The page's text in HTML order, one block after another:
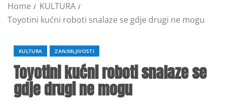
Home
KULTURA
Toyotini kućni roboti snalaze se gdje drugi ne mogu
KULTURA ZANIMLJIVOSTI
Toyotini kućni roboti snalaze se
gdje drugi ne mogu